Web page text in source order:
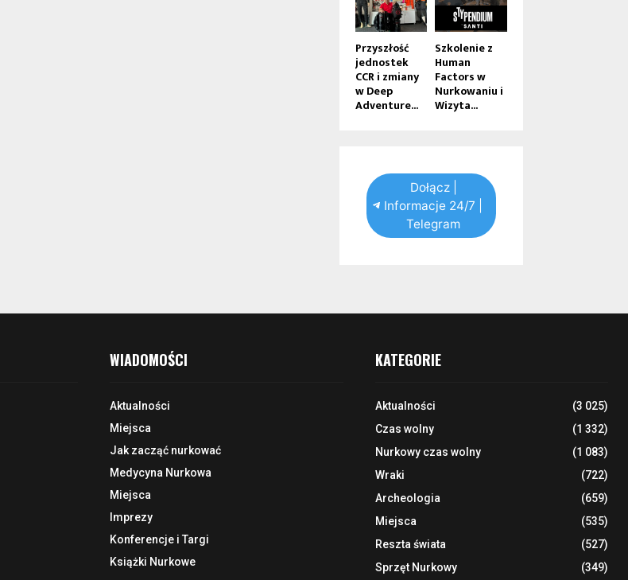
Przyszłość
jednostek
CCR i zmiany
w Deep
Adventure...
Szkolenie z
Human
Factors w
Nurkowaniu i
Wizyta...
Dołącz |
Informacje 24/7 |
Telegram
WIADOMOŚCI
Aktualności
Miejsca
Jak zacząć nurkować
Medycyna Nurkowa
Miejsca
Imprezy
Konferencje i Targi
Książki Nurkowe
KATEGORIE
Aktualności
(3 025)
Czas wolny
(1 332)
Nurkowy czas wolny
(1 083)
Wraki
(722)
Archeologia
(659)
Miejsca
(535)
Reszta świata
(527)
Sprzęt Nurkowy
(349)